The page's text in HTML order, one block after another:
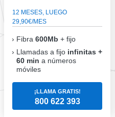
12 MESES, LUEGO
29,90€/MES
Fibra 600Mb + fijo
Llamadas a fijo infinitas +
60 min a números
móviles
¡LLAMA GRATIS!
800 622 393